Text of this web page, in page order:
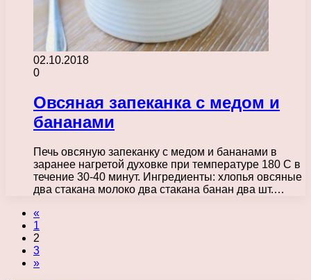
02.10.2018
0
Овсяная запеканка с медом и
бананами
Печь овсяную запеканку с медом и бананами в
заранее нагретой духовке при температуре 180 C в
течение 30-40 минут. Ингредиенты: хлопья овсяные
два стакана молоко два стакана банан два шт.…
«
1
2
3
»